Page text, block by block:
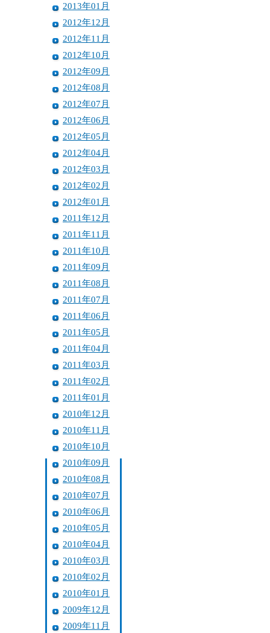
2013年01月
2012年12月
2012年11月
2012年10月
2012年09月
2012年08月
2012年07月
2012年06月
2012年05月
2012年04月
2012年03月
2012年02月
2012年01月
2011年12月
2011年11月
2011年10月
2011年09月
2011年08月
2011年07月
2011年06月
2011年05月
2011年04月
2011年03月
2011年02月
2011年01月
2010年12月
2010年11月
2010年10月
2010年09月
2010年08月
2010年07月
2010年06月
2010年05月
2010年04月
2010年03月
2010年02月
2010年01月
2009年12月
2009年11月